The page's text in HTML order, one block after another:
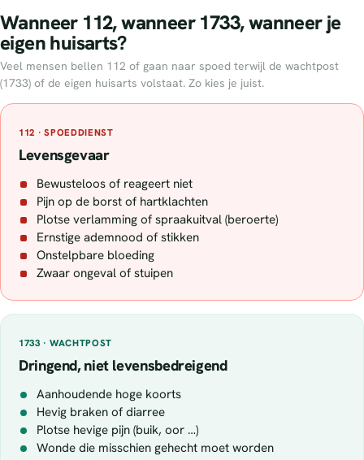
Wanneer 112, wanneer 1733, wanneer je
eigen huisarts?
Veel mensen bellen 112 of gaan naar spoed terwijl de wachtpost
(1733) of de eigen huisarts volstaat. Zo kies je juist.
112 · SPOEDDIENST
Levensgevaar
Bewusteloos of reageert niet
Pijn op de borst of hartklachten
Plotse verlamming of spraakuitval (beroerte)
Ernstige ademnood of stikken
Onstelpbare bloeding
Zwaar ongeval of stuipen
1733 · WACHTPOST
Dringend, niet levensbedreigend
Aanhoudende hoge koorts
Hevig braken of diarree
Plotse hevige pijn (buik, oor …)
Wonde die misschien gehecht moet worden